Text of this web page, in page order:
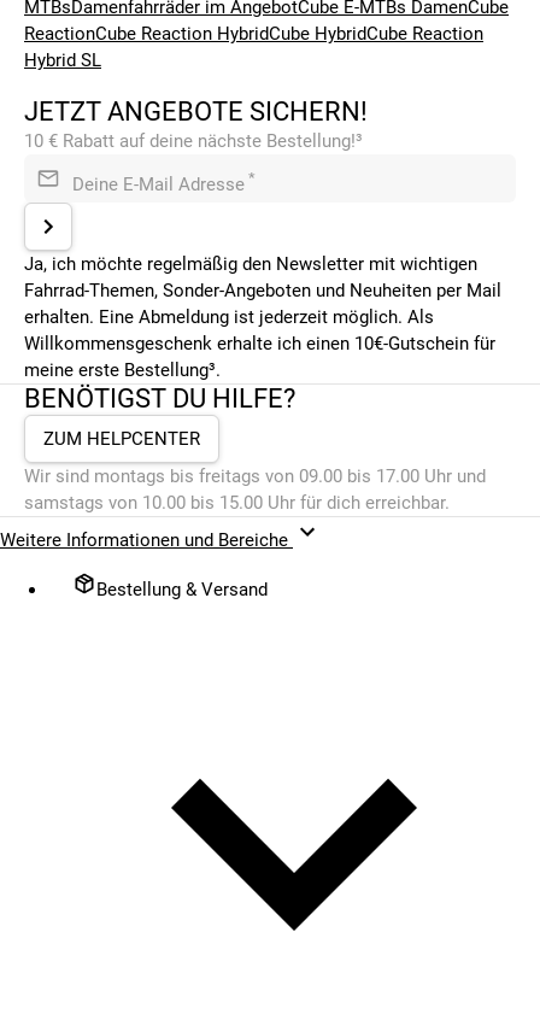
MTBsDamenfahrräder im AngebotCube E-MTBs DamenCube
ReactionCube Reaction HybridCube HybridCube Reaction
Hybrid SL
JETZT ANGEBOTE SICHERN!
10 € Rabatt auf deine nächste Bestellung!³
Deine E-Mail Adresse *
Ja, ich möchte regelmäßig den Newsletter mit wichtigen
Fahrrad-Themen, Sonder-Angeboten und Neuheiten per Mail
erhalten. Eine Abmeldung ist jederzeit möglich. Als
Willkommensgeschenk erhalte ich einen 10€-Gutschein für
meine erste Bestellung³.
BENÖTIGST DU HILFE?
ZUM HELPCENTER
Wir sind montags bis freitags von 09.00 bis 17.00 Uhr und
samstags von 10.00 bis 15.00 Uhr für dich erreichbar.
Weitere Informationen und Bereiche
Bestellung & Versand